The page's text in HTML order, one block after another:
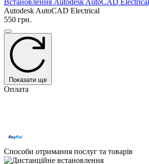
Autodesk AutoCAD Electrical
550 грн.
Показати ще
Оплата
Способи отримання послуг та товарів